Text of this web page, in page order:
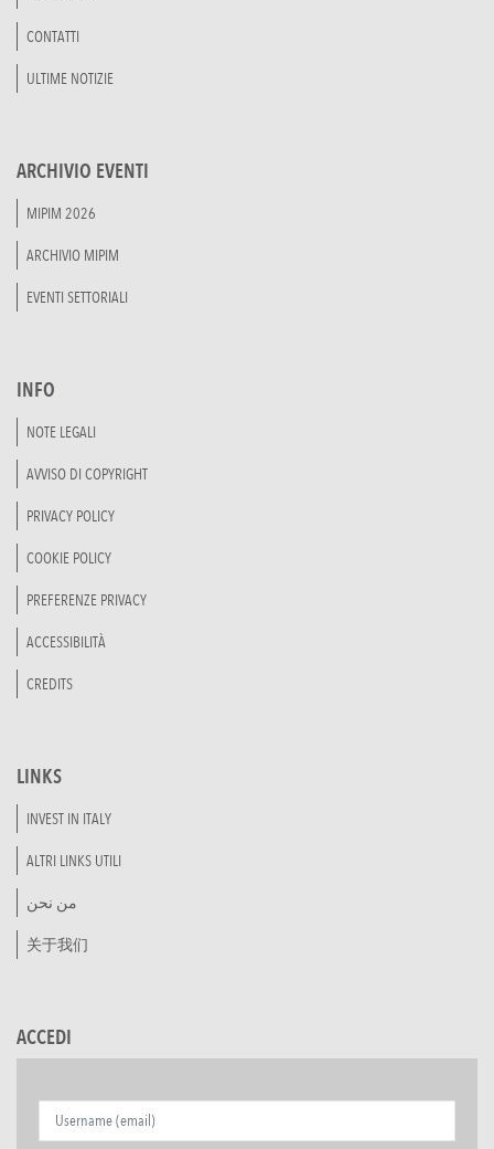
CONTATTI
ULTIME NOTIZIE
ARCHIVIO EVENTI
MIPIM 2026
ARCHIVIO MIPIM
EVENTI SETTORIALI
INFO
NOTE LEGALI
AVVISO DI COPYRIGHT
PRIVACY POLICY
COOKIE POLICY
PREFERENZE PRIVACY
ACCESSIBILITÀ
CREDITS
LINKS
INVEST IN ITALY
ALTRI LINKS UTILI
من نحن
关于我们
ACCEDI